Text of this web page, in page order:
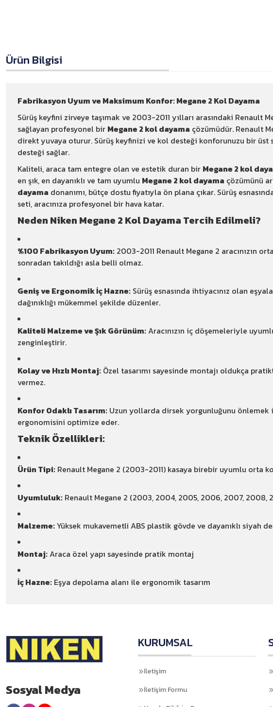
Ürün Bilgisi
Fabrikasyon Uyum ve Maksimum Konfor: Megane 2 Kol Dayama
Sürüş keyfini zirveye taşımak ve 2003-2011 yılları arasındaki
sağlayan profesyonel bir Megane 2 kol dayama çözümüdür. Renault
direkt yuvaya oturur. Sürüş keyfinizi ve kol desteği konforunuzu bir üst
desteği sağlar.
Kaliteli, araca tam entegre olan ve estetik duran bir Megane 2 kol
en şık, en dayanıklı ve tam uyumlu Megane 2 kol dayama çözümünü
dayama donanımı, bütçe dostu fiyatıyla ön plana çıkar. Sürüş
seti, aracınıza profesyonel bir hava katar.
Neden Niken Megane 2 Kol Dayama Tercih Edilmeli?
%100 Fabrikasyon Uyum: 2003-2011 Renault Megane 2 aracınızın
sonradan takıldığı asla belli olmaz.
Geniş ve Ergonomik İç Hazne: Sürüş esnasında ihtiyacınız olan
dağınıklığı mükemmel şekilde düzenler.
Kaliteli Malzeme ve Şık Görünüm:Aracınızın iç döşemeleriyle
zenginleştirir.
Kolay ve Hızlı Montaj: Özel tasarımı sayesinde montajı oldukça
vermez.
Konfor Odaklı Tasarım: Uzun yollarda dirsek yorgunluğunu önlemek
ergonomisini optimize eder.
Teknik Özellikleri:
Ürün Tipi: Renault Megane 2 (2003-2011) kasaya birebir uyumlu orta
Uyumluluk: Renault Megane 2 (2003, 2004, 2005, 2006, 2007, 2008,
Malzeme:Yüksek mukavemetli ABS plastik gövde ve dayanıklı siyah
Montaj:Araca özel yapı sayesinde pratik montaj
İç Hazne: Eşya depolama alanı ile ergonomik tasarım
Sosyal Medya
KURUMSAL
İletişim
İletişim Formu